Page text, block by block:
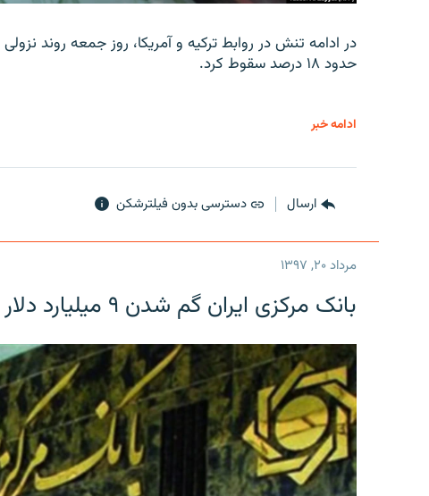
در ادامه تنش در روابط ترکیه و آمریکا، روز جمعه روند
حدود ۱۸ درصد سقوط کرد.
ادامه خبر
ارسال دسترسی بدون فیلترشکن
مرداد ۲۰, ۱۳۹۷
بانک مرکزی ایران گم شدن ۹ میلیارد دلار را تکذیب کرد